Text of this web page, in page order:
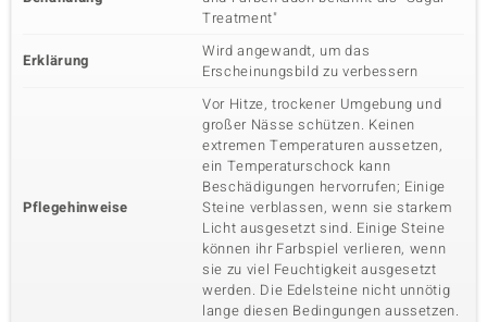
Treatment"
Erklärung
Wird angewandt, um das
Erscheinungsbild zu verbessern
Pflegehinweise
Vor Hitze, trockener Umgebung und
großer Nässe schützen. Keinen
extremen Temperaturen aussetzen,
ein Temperaturschock kann
Beschädigungen hervorrufen; Einige
Steine verblassen, wenn sie starkem
Licht ausgesetzt sind. Einige Steine
können ihr Farbspiel verlieren, wenn
sie zu viel Feuchtigkeit ausgesetzt
werden. Die Edelsteine nicht unnötig
lange diesen Bedingungen aussetzen.